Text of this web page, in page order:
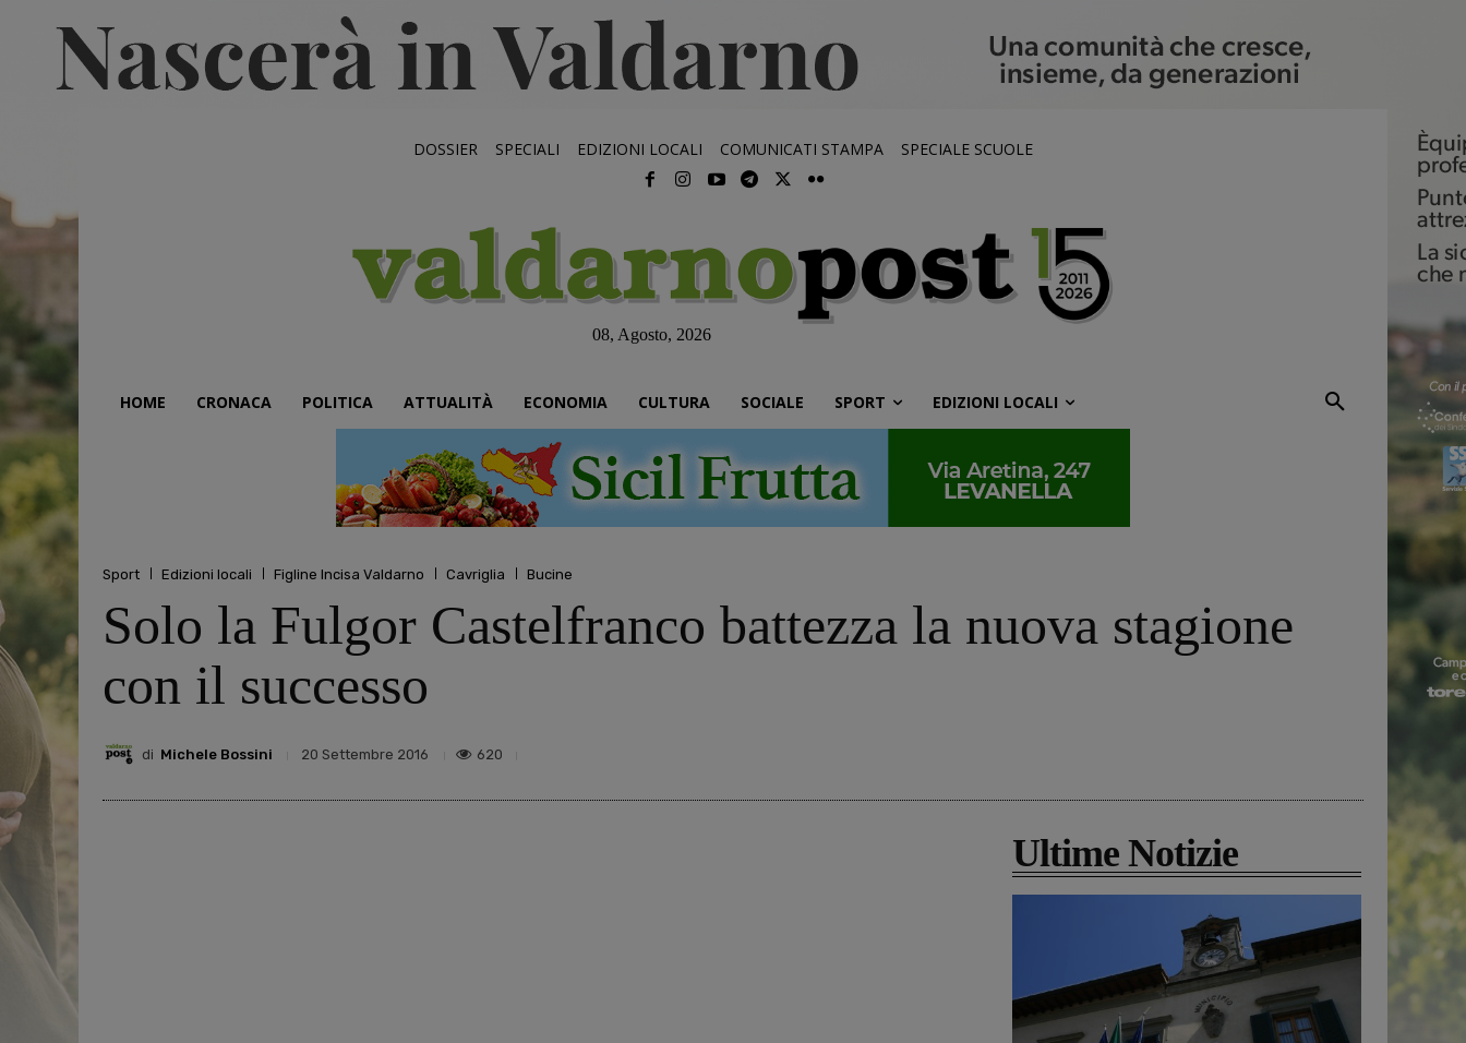
DOSSIER SPECIALI EDIZIONI LOCALI COMUNICATI STAMPA SPECIALE SCUOLE
08, Agosto, 2026
HOME CRONACA POLITICA ATTUALITÀ ECONOMIA CULTURA SOCIALE SPORT EDIZIONI LOCALI
Sport Edizioni locali Figline Incisa Valdarno Cavriglia Bucine
Solo la Fulgor Castelfranco battezza la nuova stagione
con il successo
di Michele Bossini 20 Settembre 2016 620
Ultime Notizie